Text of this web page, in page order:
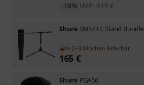
UVP: 819 €
-18%
Shure SM57 LC Stand Bundle
In 2–3 Wochen lieferbar
165 €
Shure PGA56